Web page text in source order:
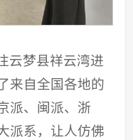
云梦县祥云湾进
来自全国各地的
派、闽派、浙
派系，让人仿佛